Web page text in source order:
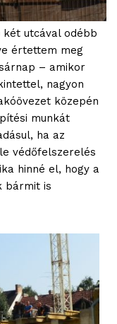
utcával odébb
értettem meg
– amikor
nagyon
közepén
munkát
ha az
védőfelszerelés
hinné el, hogy a
bármit is